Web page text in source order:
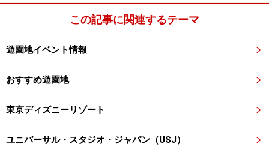
・2008年12月27日(土)～2009年1月7日(水)
お正月装飾、スタンプラリー、安齋神社＆おみくじな
【あけまして ちびまる子ちゃん
～忘れない 伝えたい 日本のお正月～】
・2008年12月30日(火)～2009年1月7日(水)
人形劇、映画館、ステージやさくら家のお正月など。
→詳しくはこちら。
この記事に関連するテーマ
遊園地イベント情報
おすすめ遊園地
東京ディズニーリゾート
ユニバーサル・スタジオ・ジャパン（USJ）